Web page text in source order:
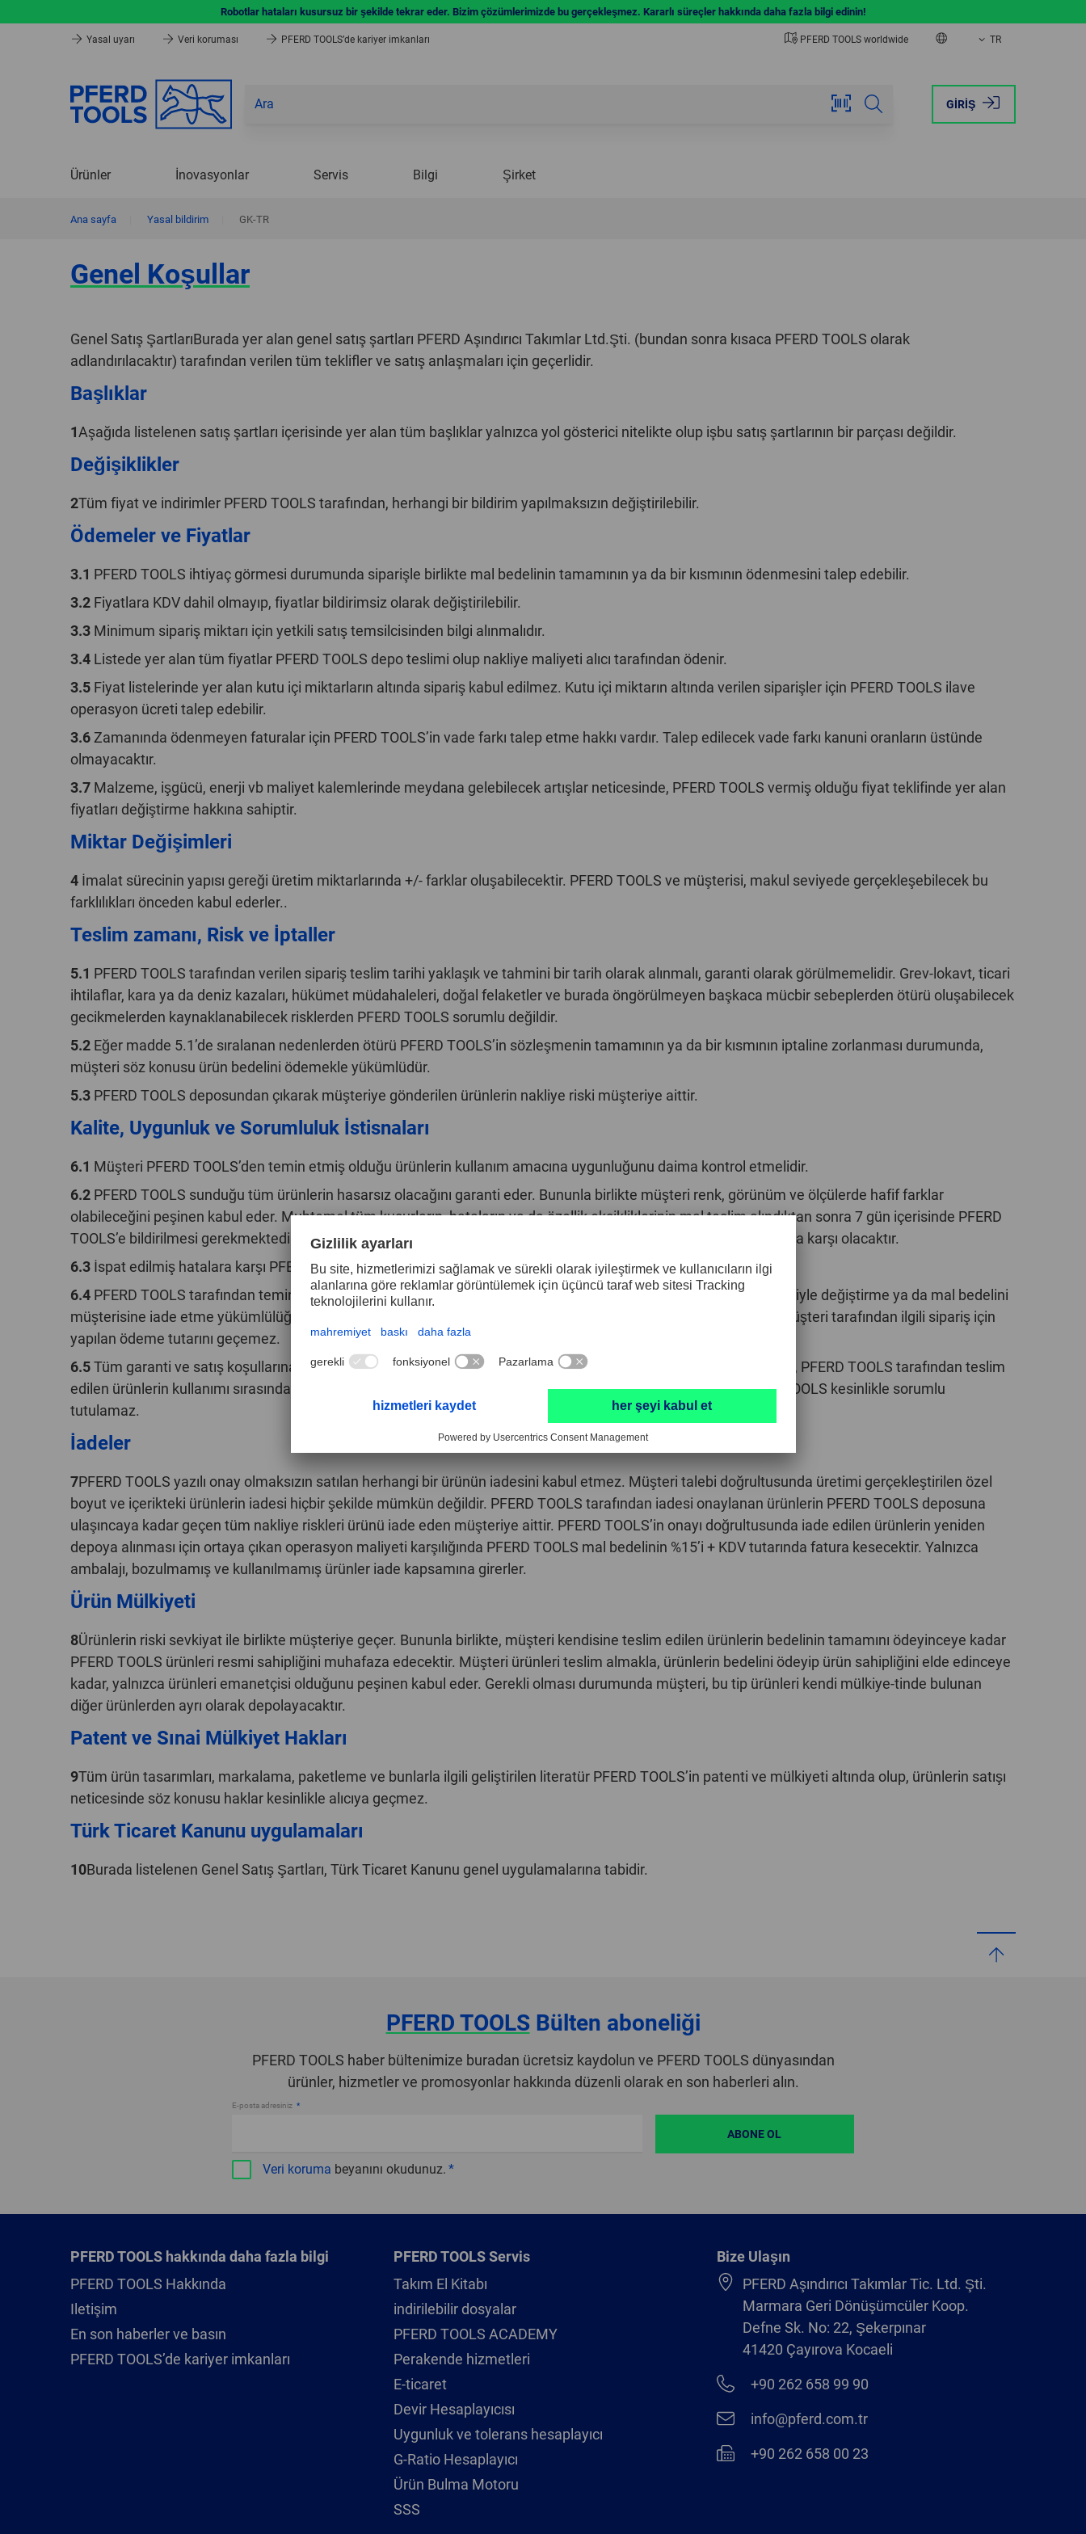
Robotlar hataları kusursuz bir şekilde tekrar eder. Bizim çözümlerimizde bu gerçekleşmez. Kararlı süreçler hakkında daha fazla bilgi edinin!
Yasal uyarı Veri koruması PFERD TOOLS’de kariyer imkanları PFERD TOOLS worldwide
EUROPE
AMERICA
INTERNATIONAL
-
TR
GIRIŞ
Ürünler İnovasyonlar Servis Bilgi Şirket
Ana sayfa Yasal bildirim GK-TR
Genel Koşullar
Genel Satış ŞartlarıBurada yer alan genel satış şartları PFERD Aşındırıcı Takımlar Ltd.Şti. (bundan sonra kısaca PFERD TOOLS olarak
adlandırılacaktır) tarafından verilen tüm teklifler ve satış anlaşmaları için geçerlidir.
Başlıklar
1Aşağıda listelenen satış şartları içerisinde yer alan tüm başlıklar yalnızca yol gösterici nitelikte olup işbu satış şartlarının bir parçası değildir.
Değişiklikler
2Tüm fiyat ve indirimler PFERD TOOLS tarafından, herhangi bir bildirim yapılmaksızın değiştirilebilir.
Ödemeler ve Fiyatlar
3.1 PFERD TOOLS ihtiyaç görmesi durumunda siparişle birlikte mal bedelinin tamamının ya da bir kısmının ödenmesini talep edebilir.
3.2 Fiyatlara KDV dahil olmayıp, fiyatlar bildirimsiz olarak değiştirilebilir.
3.3 Minimum sipariş miktarı için yetkili satış temsilcisinden bilgi alınmalıdır.
3.4 Listede yer alan tüm fiyatlar PFERD TOOLS depo teslimi olup nakliye maliyeti alıcı tarafından ödenir.
3.5 Fiyat listelerinde yer alan kutu içi miktarların altında sipariş kabul edilmez. Kutu içi miktarın altında verilen siparişler için PFERD TOOLS ilave
operasyon ücreti talep edebilir.
3.6 Zamanında ödenmeyen faturalar için PFERD TOOLS’in vade farkı talep etme hakkı vardır. Talep edilecek vade farkı kanuni oranların üstünde
olmayacaktır.
3.7 Malzeme, işgücü, enerji vb maliyet kalemlerinde meydana gelebilecek artışlar neticesinde, PFERD TOOLS vermiş olduğu fiyat teklifinde yer alan
fiyatları değiştirme hakkına sahiptir.
Miktar Değişimleri
4 İmalat sürecinin yapısı gereği üretim miktarlarında +/- farklar oluşabilecektir. PFERD TOOLS ve müşterisi, makul seviyede gerçekleşebilecek bu
farklılıkları önceden kabul ederler..
Teslim zamanı, Risk ve İptaller
5.1 PFERD TOOLS tarafından verilen sipariş teslim tarihi yaklaşık ve tahmini bir tarih olarak alınmalı, garanti olarak görülmemelidir. Grev-lokavt, ticari
ihtilaflar, kara ya da deniz kazaları, hükümet müdahaleleri, doğal felaketler ve burada öngörülmeyen başkaca mücbir sebeplerden ötürü oluşabilecek
gecikmelerden kaynaklanabilecek risklerden PFERD TOOLS sorumlu değildir.
5.2 Eğer madde 5.1’de sıralanan nedenlerden ötürü PFERD TOOLS’in sözleşmenin tamamının ya da bir kısmının iptaline zorlanması durumunda,
müşteri söz konusu ürün bedelini ödemekle yükümlüdür.
5.3 PFERD TOOLS deposundan çıkarak müşteriye gönderilen ürünlerin nakliye riski müşteriye aittir.
Kalite, Uygunluk ve Sorumluluk İstisnaları
6.1 Müşteri PFERD TOOLS’den temin etmiş olduğu ürünlerin kullanım amacına uygunluğunu daima kontrol etmelidir.
6.2 PFERD TOOLS sunduğu tüm ürünlerin hasarsız olacağını garanti eder. Bununla birlikte müşteri renk, görünüm ve ölçülerde hafif farklar
olabileceğini peşinen kabul eder. Muhtemel tüm kusurların, hataların ya da özellik eksikliklerinin mal teslim alındıktan sonra 7 gün içerisinde PFERD
TOOLS’e bildirilmesi gerekmektedir. Bu süreden sonra PFERD TOOLS’in sorumluluğu yalnızca görünmeyen hatalara karşı olacaktır.
6.3 İspat edilmiş hatalara karşı PFERD TOOLS’in alacağı karar kesin ve değiş-mezdir.
6.4 PFERD TOOLS tarafından temin edilen ürünlerde bir kusur bulunması durumunda, PFERD TOOLS ürünleri yenisiyle değiştirme ya da mal bedelini
müşterisine iade etme yükümlülüğünü üstlenecektir. Bu yükümlülük her ne koşulda gerçekleşirse gerçekleşsin, müşteri tarafından ilgili sipariş için
yapılan ödeme tutarını geçemez.
6.5Tüm garanti ve satış koşullarına rağmen, güncel kanunlarda doğrudan ya da dolaylı olarak bahsediliyor olsa da, PFERD TOOLS tarafından teslim
edilen ürünlerin kullanımı sırasında ortaya çıkabilecek hasar, bireysel yaralanmalar ya da ölüm nedeniyle PFERD TOOLS kesinlikle sorumlu
tutulamaz.
İadeler
7PFERD TOOLS yazılı onay olmaksızın satılan herhangi bir ürünün iadesini kabul etmez. Müşteri talebi doğrultusunda üretimi gerçekleştirilen özel
boyut ve içerikteki ürünlerin iadesi hiçbir şekilde mümkün değildir. PFERD TOOLS tarafından iadesi onaylanan ürünlerin PFERD TOOLS deposuna
ulaşıncaya kadar geçen tüm nakliye riskleri ürünü iade eden müşteriye aittir. PFERD TOOLS’in onayı doğrultusunda iade edilen ürünlerin yeniden
depoya alınması için ortaya çıkan operasyon maliyeti karşılığında PFERD TOOLS mal bedelinin %15’i + KDV tutarında fatura kesecektir. Yalnızca
ambalajı, bozulmamış ve kullanılmamış ürünler iade kapsamına girerler.
Ürün Mülkiyeti
8Ürünlerin riski sevkiyat ile birlikte müşteriye geçer. Bununla birlikte, müşteri kendisine teslim edilen ürünlerin bedelinin tamamını ödeyinceye kadar
PFERD TOOLS ürünleri resmi sahipliğini muhafaza edecektir. Müşteri ürünleri teslim almakla, ürünlerin bedelini ödeyip ürün sahipliğini elde edinceye
kadar, yalnızca ürünleri emanetçisi olduğunu peşinen kabul eder. Gerekli olması durumunda müşteri, bu tip ürünleri kendi mülkiye-tinde bulunan
diğer ürünlerden ayrı olarak depolayacaktır.
Patent ve Sınai Mülkiyet Hakları
9Tüm ürün tasarımları, markalama, paketleme ve bunlarla ilgili geliştirilen literatür PFERD TOOLS’in patenti ve mülkiyeti altında olup, ürünlerin satışı
neticesinde söz konusu haklar kesinlikle alıcıya geçmez.
Türk Ticaret Kanunu uygulamaları
10Burada listelenen Genel Satış Şartları, Türk Ticaret Kanunu genel uygulamalarına tabidir.
PFERD TOOLSBülten aboneliği
PFERD TOOLS haber bültenimize buradan ücretsiz kaydolun ve PFERD TOOLS dünyasından
ürünler, hizmetler ve promosyonlar hakkında düzenli olarak en son haberleri alın.
E-posta adresiniz
Veri koruma beyanını okudunuz.
ABONE OL
PFERD TOOLS hakkında daha fazla bilgi
PFERD TOOLS Hakkında
Iletişim
En son haberler ve basın
PFERD TOOLS’de kariyer imkanları
PFERD TOOLS Servis
Takım El Kitabı
indirilebilir dosyalar
PFERD TOOLS ACADEMY
Perakende hizmetleri
E-ticaret
Devir Hesaplayıcısı
Uygunluk ve tolerans hesaplayıcı
G-Ratio Hesaplayıcı
Ürün Bulma Motoru
SSS
Bize Ulaşın
PFERD Aşındırıcı Takımlar Tic. Ltd. Şti.
Marmara Geri Dönüşümcüler Koop.
Defne Sk. No: 22, Şekerpınar
41420 Çayırova Kocaeli
+90 262 658 99 90
info@pferd.com.tr
+90 262 658 00 23